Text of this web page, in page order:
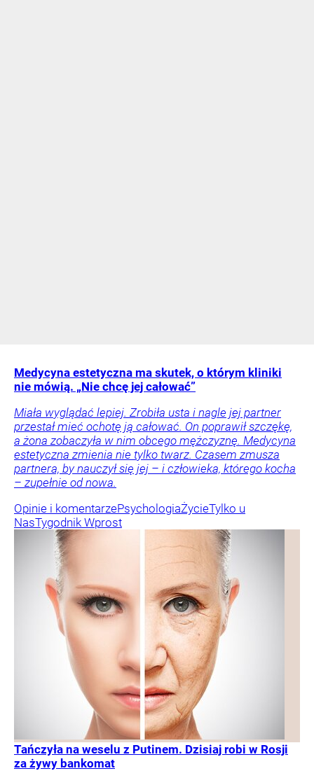
Medycyna estetyczna ma skutek, o którym kliniki
nie mówią. „Nie chcę jej całować”
Miała wyglądać lepiej. Zrobiła usta i nagle jej partner
przestał mieć ochotę ją całować. On poprawił szczękę,
a żona zobaczyła w nim obcego mężczyznę. Medycyna
estetyczna zmienia nie tylko twarz. Czasem zmusza
partnera, by nauczył się jej – i człowieka, którego kocha
– zupełnie od nowa.
Opinie i komentarzePsychologiaŻycieTylko u
NasTygodnik Wprost
Tańczyła na weselu z Putinem. Dzisiaj robi w Rosji
za żywy bankomat